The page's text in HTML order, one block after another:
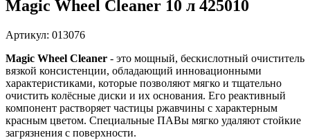
Magic Wheel Cleaner 10 л 425010
Артикул: 013076
Magic Wheel Cleaner - это мощный, бескислотный очиститель
вязкой консистенции, обладающий инновационными
характеристиками, которые позволяют мягко и тщательно
очистить колёсные диски и их основания. Его реактивный
компонент растворяет частицы ржавчины с характерным
красным цветом. Специальные ПАВы мягко удаляют стойкие
загрязнения с поверхности.